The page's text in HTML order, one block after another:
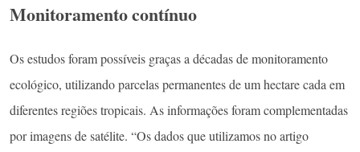
Monitoramento contínuo
Os estudos foram possíveis graças a décadas de monitoramento
ecológico, utilizando parcelas permanentes de um hectare cada em
diferentes regiões tropicais. As informações foram complementadas
por imagens de satélite. “Os dados que utilizamos no artigo